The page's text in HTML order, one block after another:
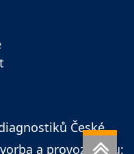
České
a provoz webu: